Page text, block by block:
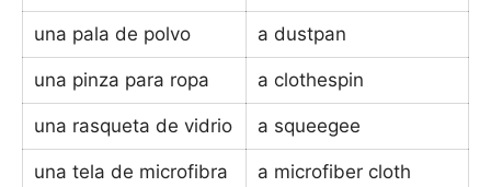
una pala de polvo a dustpan
una pinza para ropa a clothespin
una rasqueta de vidrio a squeegee
una tela de microfibra a microfiber cloth